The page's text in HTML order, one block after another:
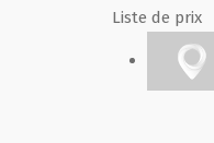
Liste de prix